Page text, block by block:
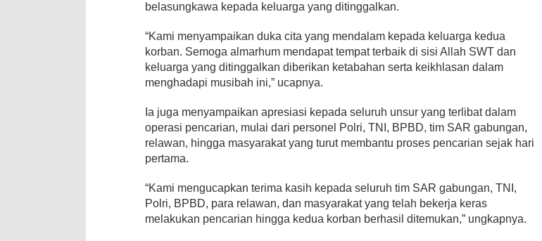
belasungkawa kepada keluarga yang ditinggalkan.
“Kami menyampaikan duka cita yang mendalam kepada keluarga kedua
korban. Semoga almarhum mendapat tempat terbaik di sisi Allah SWT dan
keluarga yang ditinggalkan diberikan ketabahan serta keikhlasan dalam
menghadapi musibah ini,” ucapnya.
Ia juga menyampaikan apresiasi kepada seluruh unsur yang terlibat dalam
operasi pencarian, mulai dari personel Polri, TNI, BPBD, tim SAR gabungan,
relawan, hingga masyarakat yang turut membantu proses pencarian sejak hari
pertama.
“Kami mengucapkan terima kasih kepada seluruh tim SAR gabungan, TNI,
Polri, BPBD, para relawan, dan masyarakat yang telah bekerja keras
melakukan pencarian hingga kedua korban berhasil ditemukan,” ungkapnya.